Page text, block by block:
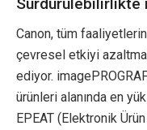
Sürdürülebilirlikte
Canon, tüm
çevresel etkiyi
ediyor.
ürünleri alanında en
EPEAT (Elektronik